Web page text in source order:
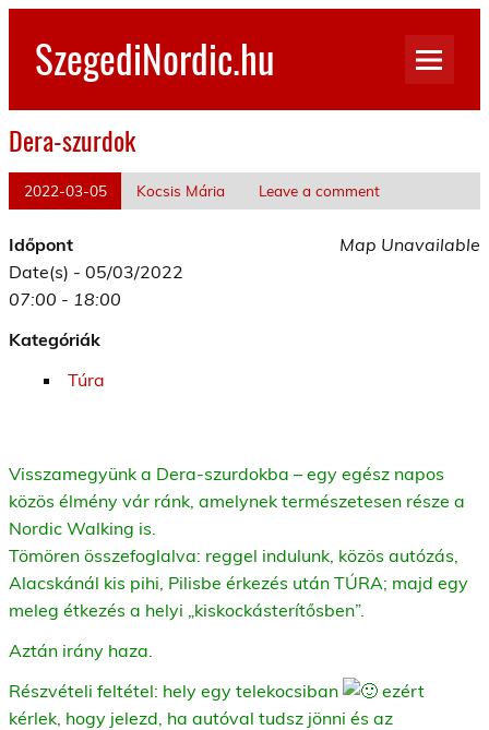
Skip
contentSzegediNordic.hu
Dera-szurdok
2022-03-05 Kocsis Mária Leave a comment
Map Unavailable
Időpont
Date(s) - 05/03/2022
07:00 - 18:00
Kategóriák
Túra
Visszamegyünk a Dera-szurdokba – egy egész napos
közös élmény vár ránk, amelynek természetesen része a
Nordic Walking is.
Tömören összefoglalva: reggel indulunk, közös autózás,
Alacskánál kis pihi, Pilisbe érkezés után TÚRA; majd egy
meleg étkezés a helyi „kiskockásterítősben”.
Aztán irány haza.
Részvételi feltétel: hely egy telekocsiban
ezért
kérlek, hogy jelezd, ha autóval tudsz jönni és az